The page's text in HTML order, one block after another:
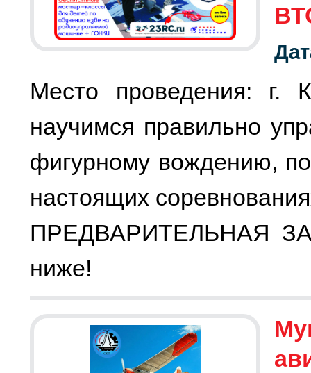
Место проведения: г.
научимся правильно
фигурному вождению,
настоящих
ПРЕДВАРИТЕЛЬНАЯ
ниже!